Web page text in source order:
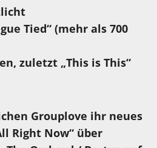
Tied“ (mehr als 700
zuletzt „This is This“
Grouplove ihr neues
Right Now“ über